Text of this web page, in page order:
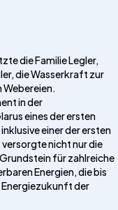
die Familie Legler,
die Wasserkraft zur
in der
eines der ersten
einer der ersten
nicht nur die
für zahlreiche
Energien, die bis
Energiezukunft der